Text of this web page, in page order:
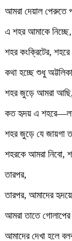
আমরা দেয়াল পেরুতে
এ শহর আমাকে
শহর কংক্রিটের, শহরে
কথা হচ্ছে শুধু
শহর জুড়ে আমরা
কত হৃদয় এ
শহর জুড়ে যে জায়গা
শহরকে আমরা নিবো,
তারপর,
তারপর, আমাদের
আমরা তাতে
আমাদের দেখা হলে